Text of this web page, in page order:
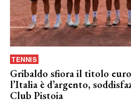
TENNIS
Gribaldo sfiora il titolo
l’Italia è d’argento,
Club Pistoia